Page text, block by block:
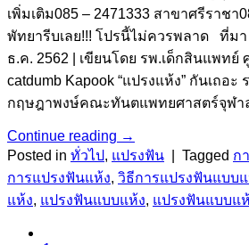
เพิ่มเติม085 – 2471333 สาขาศรีราชา
พัทยารีบเลย!!! โปรนี้ไม่ควรพลาด ที่ม
ธ.ค. 2562 | เขียนโดย รพ.เด็กสินแพทย์
catdumb Kapook “แปรงแห้ง” กันเถอ
กฤษฎาพงษ์คณะทันตแพทยศาสตร์จุฬา
Continue reading →
Posted in ทั่วไป, แปรงฟัน Tagged ก
การแปรงฟันแห้ง, วิธีการแปรงฟันแบบ
แห้ง, แปรงฟันแบบแห้ง, แปรงฟันแบบแ